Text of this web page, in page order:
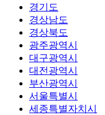
경기도
경상남도
경상북도
광주광역시
대구광역시
대전광역시
부산광역시
서울특별시
세종특별자치시